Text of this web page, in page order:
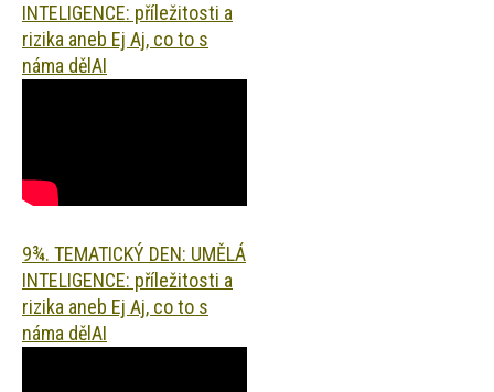
INTELIGENCE: příležitosti a
rizika aneb Ej Aj, co to s
náma dělAI
9¾. TEMATICKÝ DEN: UMĚLÁ
INTELIGENCE: příležitosti a
rizika aneb Ej Aj, co to s
náma dělAI